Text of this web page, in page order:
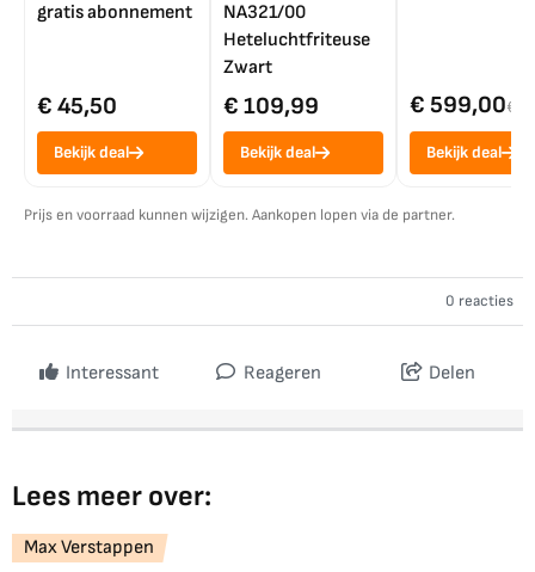
gratis abonnement
€ 45,50
Bekijk deal
NA321/00
Heteluchtfriteuse
Zwart
€ 109,99
Bekijk deal
€ 599,00€
Bekijk deal
Prijs en voorraad kunnen wijzigen. Aankopen lopen via de partner.
0 reacties
Interessant Reageren Delen
Lees meer over:
Max Verstappen